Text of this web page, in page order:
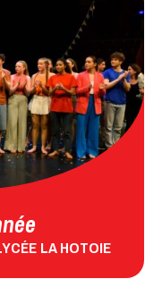
LA HOTOIE